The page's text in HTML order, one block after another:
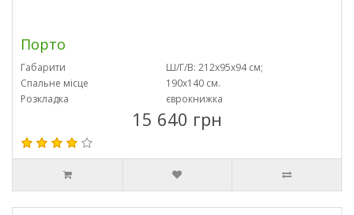
Порто
Габарити
Ш/Г/В: 212х95х94 см;
Спальне місце
190х140 см.
Розкладка
єврокнижка
15 640 грн